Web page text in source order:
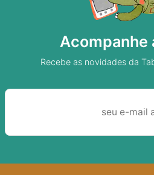
Acompanhe
Recebe as novidades da